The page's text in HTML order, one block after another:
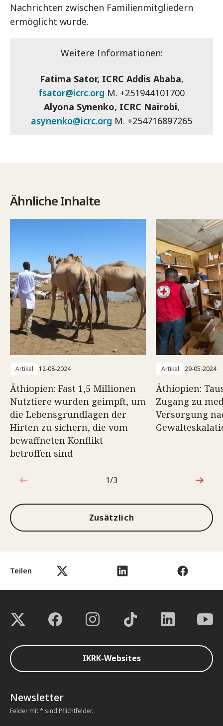
Teilen
Nachrichten zwischen Familienmitgliedern
ermöglicht wurde.
Weitere Informationen:
Fatima Sator, ICRC Addis Ababa,
fsator@icrc.org M. +251944101700
Alyona Synenko, ICRC Nairobi,
asynenko@icrc.org M. +254716897265
Ähnliche Inhalte
Artikel 12-08-2024
Äthiopien: Fast 1,5 Millionen
Nutztiere wurden geimpft, um
die Lebensgrundlagen der
Hirten zu sichern, die vom
bewaffneten Konflikt
betroffen sind
Artikel 29-05-2024
Äthiopien:
Zugang zu
Versorgung
1von3
1/3
Zusätzlich
IKRK-Websites
Newsletter
Felder mit * sind Pflichtfelder.